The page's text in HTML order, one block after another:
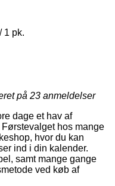
1 pk.
på 23 anmeldelser
dage et hav af
hos mange
hvor du kan
ind i din kalender.
samt mange gange
ved køb af